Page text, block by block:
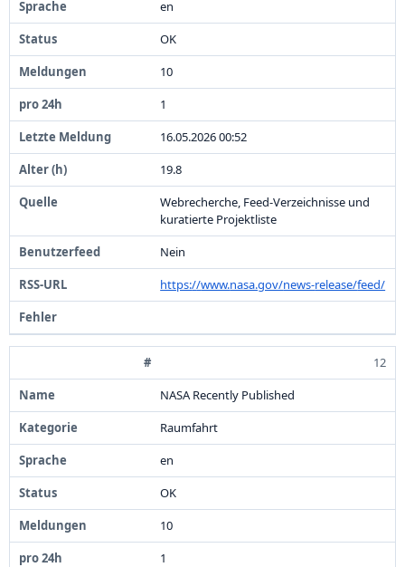
en
OK
10
1
16.05.202600:52
19.8
Webrecherche, Feed-Verzeichnisse und
kuratierte Projektliste
Nein
https://www.nasa.gov/news-release/feed/
12
NASA Recently Published
Raumfahrt
en
OK
10
1